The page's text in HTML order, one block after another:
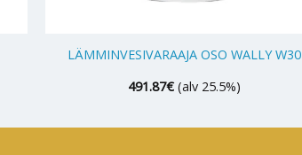
LÄMMINVESIVARAAJA OSO WALLY W30
491.87€ (alv 25.5%)